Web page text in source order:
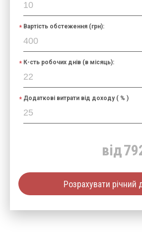
Вартість обстеження (грн):
К-сть робочих днів (в місяць):
Додаткові витрати від доходу ( % )
від
Розрахувати річний